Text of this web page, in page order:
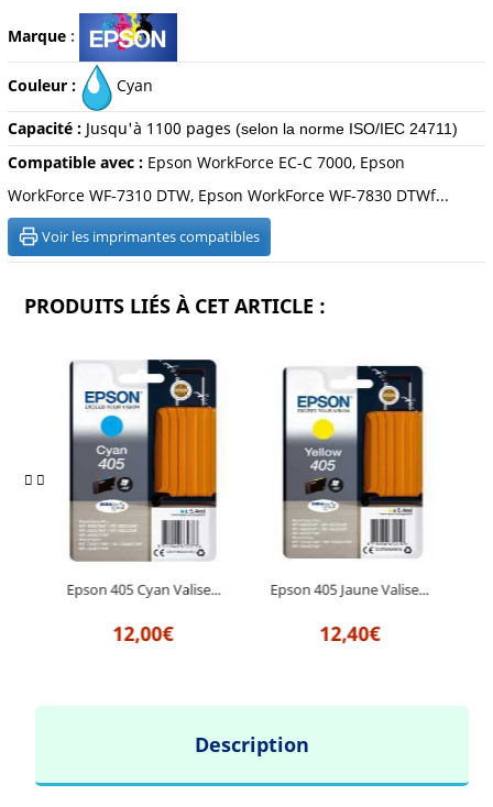
Marque:
Couleur : Cyan
Capacité : Jusqu'à 1100 pages (selon la norme ISO/IEC 24711)
Compatible avec : Epson WorkForce EC-C 7000, Epson
WorkForce WF-7310 DTW, Epson WorkForce WF-7830 DTWf...
Voir les imprimantes compatibles
PRODUITS LIÉS À CET ARTICLE :
Epson 405 Cyan Valise...
12,00€
Epson 405 Jaune Valise...
12,40€
Description